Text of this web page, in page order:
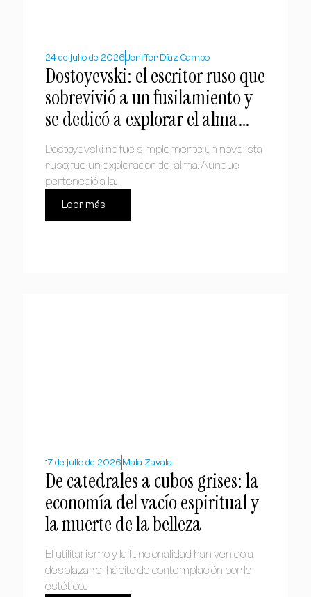
24 de julio de 2026Jeniffer Díaz Campo
Dostoyevski: el escritor ruso que
sobrevivió a un fusilamiento y
se dedicó a explorar el alma
humana
Dostoyevski no fue simplemente un novelista
ruso; fue un explorador del alma. Aunque
perteneció a la...
Leer más
17 de julio de 2026 Maia Zavala
De catedrales a cubos grises: la
economía del vacío espiritual y
la muerte de la belleza
El utilitarismo y la funcionalidad han venido a
desplazar el hábito de contemplación por lo
estético....